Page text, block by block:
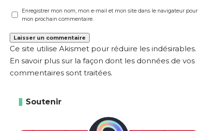
Enregistrer mon nom, mon e-mail et mon site dans le navigateur pour
mon prochain commentaire.
Ce site utilise Akismet pour réduire les indésirables.
En savoir plus sur la façon dont les données de vos
commentaires sont traitées.
Soutenir